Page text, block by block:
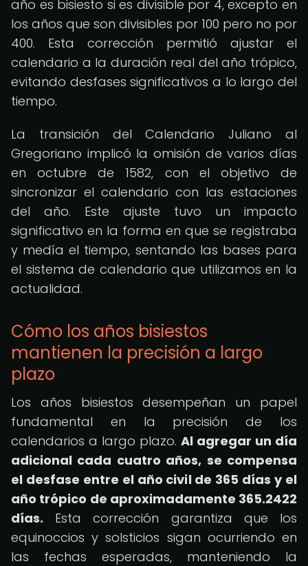
año es bisiesto si es divisible por 4, excepto en
los años que son divisibles por 100 pero no por
400. Esta corrección permitió ajustar el
calendario a la duración real del año trópico,
evitando desfases significativos a lo largo del
tiempo.
La transición del Calendario Juliano al
Gregoriano implicó la omisión de varios días
en octubre de 1582, con el objetivo de
sincronizar el calendario con las estaciones
del año. Este ajuste tuvo un impacto
significativo en la forma en que se registraba
y medía el tiempo, sentando las bases para
el sistema de calendario que utilizamos en la
actualidad.
Cómo los años bisiestos
mantienen la precisión a largo
plazo
Los años bisiestos desempeñan un papel
fundamental en la precisión de los
calendarios a largo plazo. Al agregar un día
adicional cada cuatro años, se compensa
el desfase entre el año civil de 365 días y el
año trópico de aproximadamente 365.2422
días. Esta corrección garantiza que los
equinoccios y solsticios sigan ocurriendo en
las fechas esperadas, manteniendo la